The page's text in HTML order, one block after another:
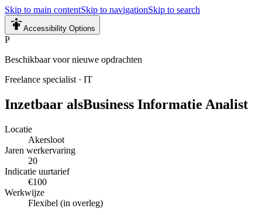
Skip to main contentSkip to navigationSkip to search
Accessibility Options
P
Beschikbaar voor nieuwe opdrachten
Freelance specialist · IT
Inzetbaar alsBusiness Informatie Analist
Locatie
Akersloot
Jaren werkervaring
20
Indicatie uurtarief
€100
Werkwijze
Flexibel (in overleg)